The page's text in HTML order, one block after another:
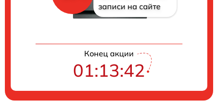
записи на сайте
Конец акции
01:13:41